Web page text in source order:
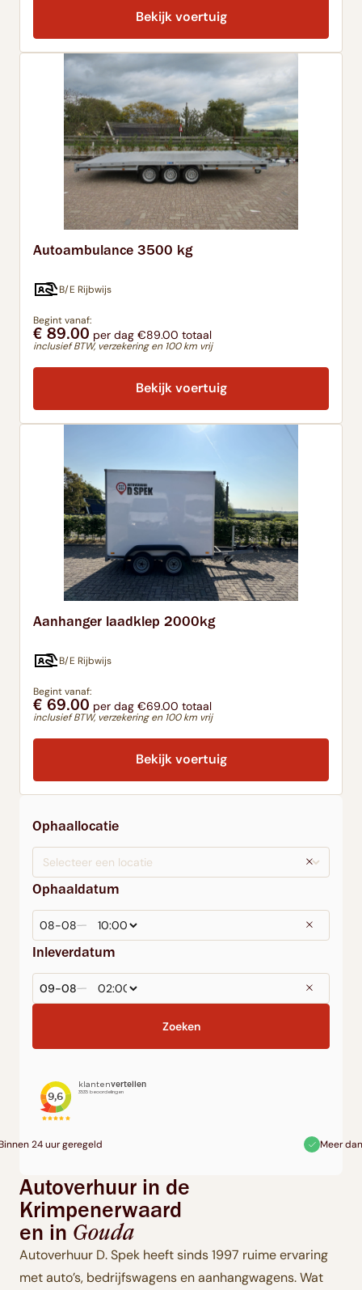
Ophaallocatie
Ophaaldatum
Inleverdatum
Meer dan 80 voertuigen beschikbaar
Bekijk voertuig
Autoambulance 3500 kg
B/E Rijbwijs
Begint vanaf:
€ 89.00 per dag €89.00 totaal
inclusief BTW, verzekering en 100 km vrij
Bekijk voertuig
Aanhanger laadklep 2000kg
B/E Rijbwijs
Begint vanaf:
€ 69.00 per dag €69.00 totaal
inclusief BTW, verzekering en 100 km vrij
Bekijk voertuig
Autoverhuur in de
Krimpenerwaard
en in Gouda
Autoverhuur D. Spek heeft sinds 1997 ruime ervaring
met auto’s, bedrijfswagens en aanhangwagens. Wat